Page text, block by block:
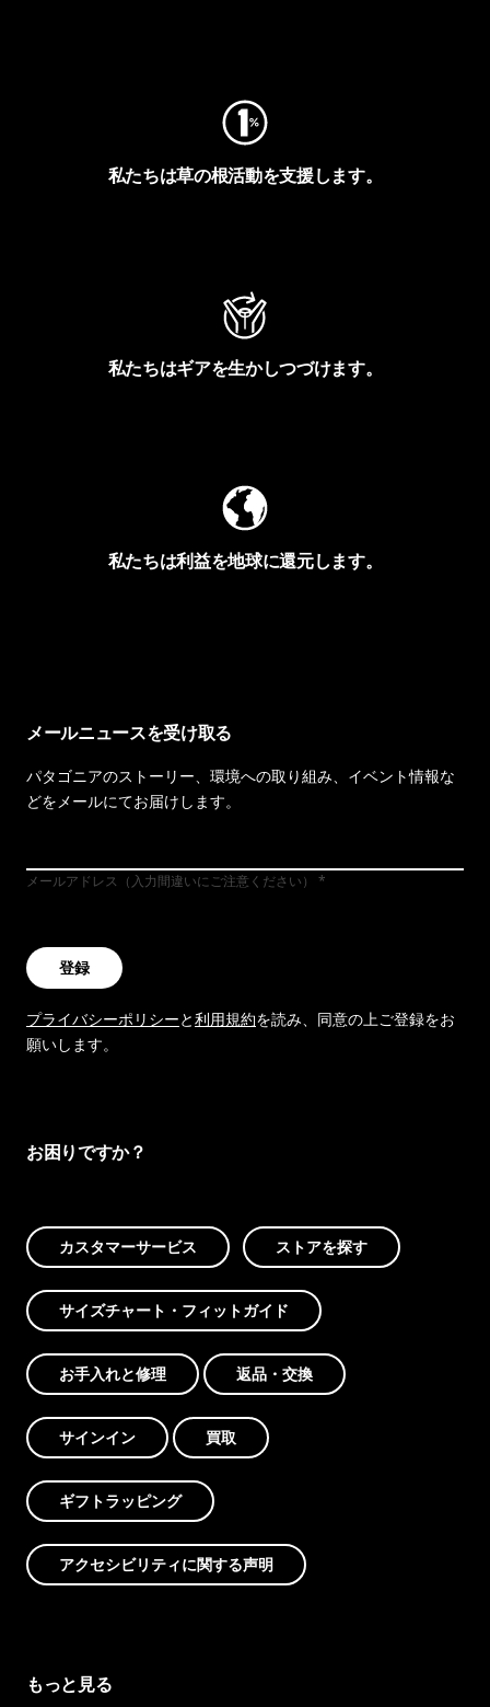
私たちは草の根活動を支援します。
私たちはギアを生かしつづけます。
私たちは利益を地球に還元します。
メールニュースを受け取る
パタゴニアのストーリー、環境への取り組み、イベント情報な
どをメールにてお届けします。
メールアドレス（入力間違いにご注意ください）
登録
プライバシーポリシーと利用規約を読み、同意の上ご登録をお
願いします。
お困りですか？
カスタマーサービス ストアを探す
サイズチャート・フィットガイド
お手入れと修理 返品・交換
サインイン 買取
ギフトラッピング
アクセシビリティに関する声明
もっと見る